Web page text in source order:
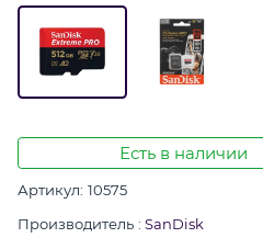
Есть в наличии
Артикул: 10575
Производитель : SanDisk